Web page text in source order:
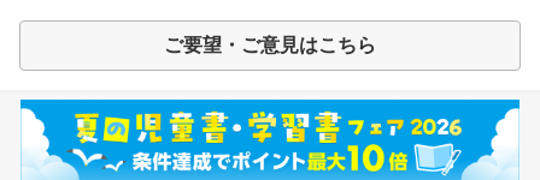
ご要望・ご意見はこちら